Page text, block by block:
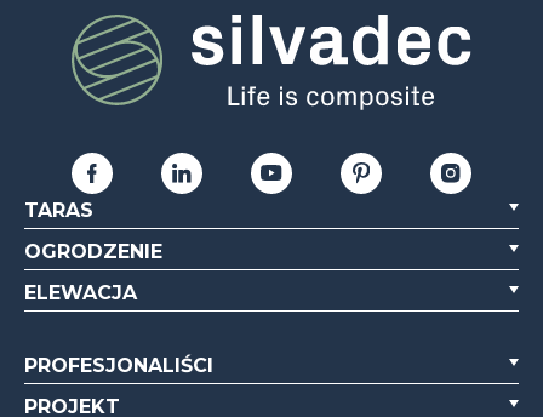
TARAS
OGRODZENIE
ELEWACJA
PROFESJONALIŚCI
PROJEKT